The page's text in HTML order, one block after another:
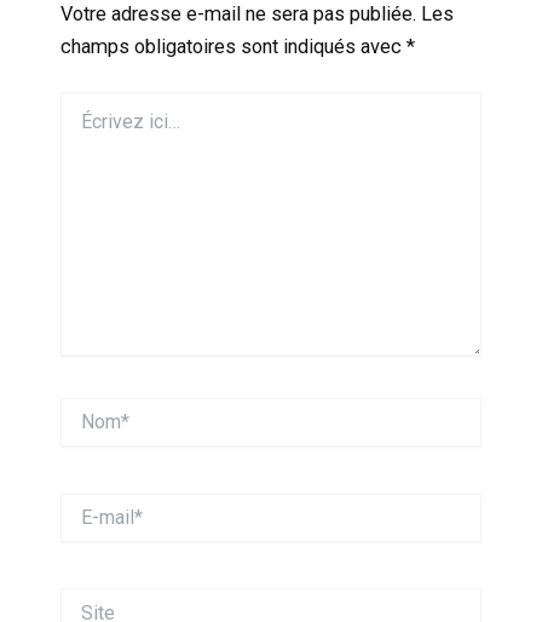
Votre adresse e-mail ne sera pas publiée. Les
champs obligatoires sont indiqués avec *
ici…
mail*